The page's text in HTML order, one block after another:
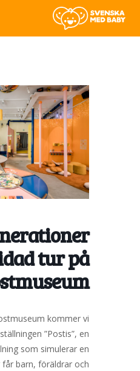
tur på
kommer vi
”Postis”, en
som simulerar en
barn, föräldrar och